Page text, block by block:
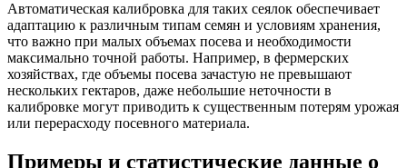
Автоматическая калибровка для таких сеялок обеспечивает
адаптацию к различным типам семян и условиям хранения,
что важно при малых объемах посева и необходимости
максимально точной работы. Например, в фермерских
хозяйствах, где объемы посева зачастую не превышают
нескольких гектаров, даже небольшие неточности в
калибровке могут приводить к существенным потерям урожая
или перерасходу посевного материала.
Примеры и статистические данные о